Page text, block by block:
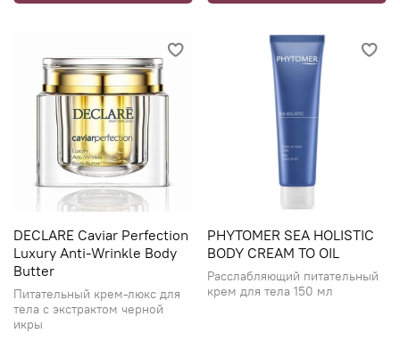
DECLARE Caviar Perfection
Luxury Anti-Wrinkle Body
Butter
Питательный крем-люкс для
тела с экстрактом черной
икры
PHYTOMER SEA HOLISTIC
BODY CREAM TO OIL
Расслабляющий питательный
крем для тела 150 мл